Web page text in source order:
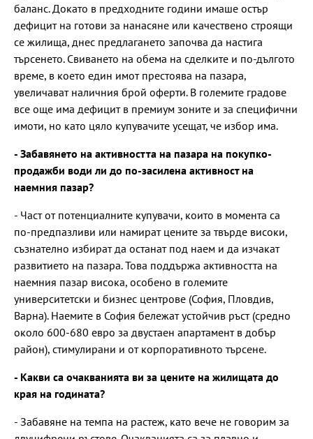
баланс. Докато в предходните години имаше остър
дефицит на готови за нанасяне или качествено строящи
се жилища, днес предлагането започва да настига
търсенето. Свиването на обема на сделките и по-дългото
време, в което един имот престоява на пазара,
увеличават наличния брой оферти. В големите градове
все още има дефицит в премиум зоните и за специфични
имоти, но като цяло купувачите усещат, че избор има.
- Забавянето на активността на пазара на покупко-
продажби води ли до по-засилена активност на
наемния пазар?
- Част от потенциалните купувачи, които в момента са
по-предпазливи или намират цените за твърде високи,
съзнателно избират да останат под наем и да изчакат
развитието на пазара. Това поддържа активността на
наемния пазар висока, особено в големите
университетски и бизнес центрове (София, Пловдив,
Варна). Наемите в София бележат устойчив ръст (средно
около 600-680 евро за двустаен апартамент в добър
район), стимулирани и от корпоративното търсене.
- Какви са очакванията ви за цените на жилищата до
края на годината?
- Забавяне на темпа на растеж, като вече не говорим за